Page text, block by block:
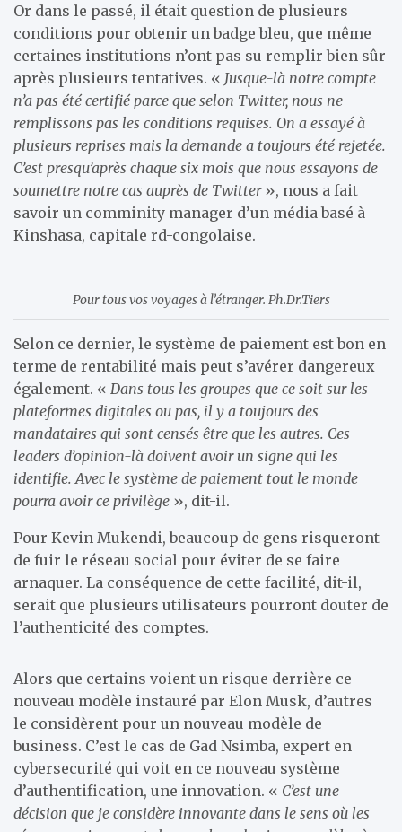
Or dans le passé, il était question de plusieurs
conditions pour obtenir un badge bleu, que même
certaines institutions n’ont pas su remplir bien sûr
après plusieurs tentatives. « Jusque-là notre compte
n’a pas été certifié parce que selon Twitter, nous ne
remplissons pas les conditions requises. On a essayé à
plusieurs reprises mais la demande a toujours été rejetée.
C’est presqu’après chaque six mois que nous essayons de
soumettre notre cas auprès de Twitter», nous a fait
savoir un comminity manager d’un média basé à
Kinshasa, capitale rd-congolaise.
Pour tous vos voyages à l’étranger. Ph.Dr.Tiers
Selon ce dernier, le système de paiement est bon en
terme de rentabilité mais peut s’avérer dangereux
également. « Dans tous les groupes que ce soit sur les
plateformes digitales ou pas, il y a toujours des
mandataires qui sont censés être que les autres. Ces
leaders d’opinion-là doivent avoir un signe qui les
identifie. Avec le système de paiement tout le monde
pourra avoir ce privilège », dit-il.
Pour Kevin Mukendi, beaucoup de gens risqueront
de fuir le réseau social pour éviter de se faire
arnaquer. La conséquence de cette facilité, dit-il,
serait que plusieurs utilisateurs pourront douter de
l’authenticité des comptes.
Alors que certains voient un risque derrière ce
nouveau modèle instauré par Elon Musk, d’autres
le considèrent pour un nouveau modèle de
business. C’est le cas de Gad Nsimba, expert en
cybersecurité qui voit en ce nouveau système
d’authentification, une innovation. « C’est une
décision que je considère innovante dans le sens où les